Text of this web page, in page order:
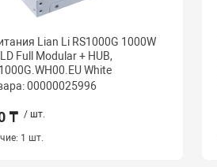
Lian Li RS1000G 1000W
Full Modular + HUB,
White
00000025996
₸ / шт.
1 шт.